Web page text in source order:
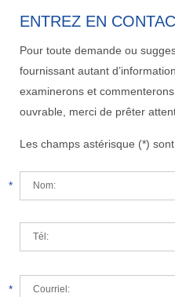
ENTREZ EN
Pour toute demande ou
fournissant autant
examinerons et
ouvrable, merci de prêter
Les champs astérisque (*)
*
*